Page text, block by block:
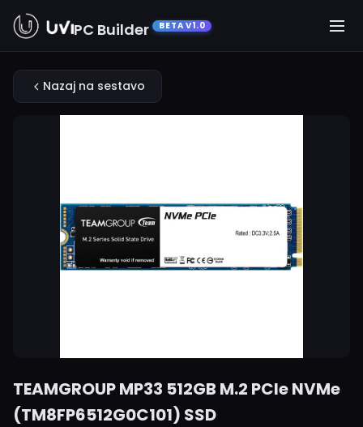
PC Builder BETA V1.0
Nazaj na sestavo
TEAMGROUP MP33 512GB M.2 PCIe NVMe
(TM8FP6512G0C101) SSD